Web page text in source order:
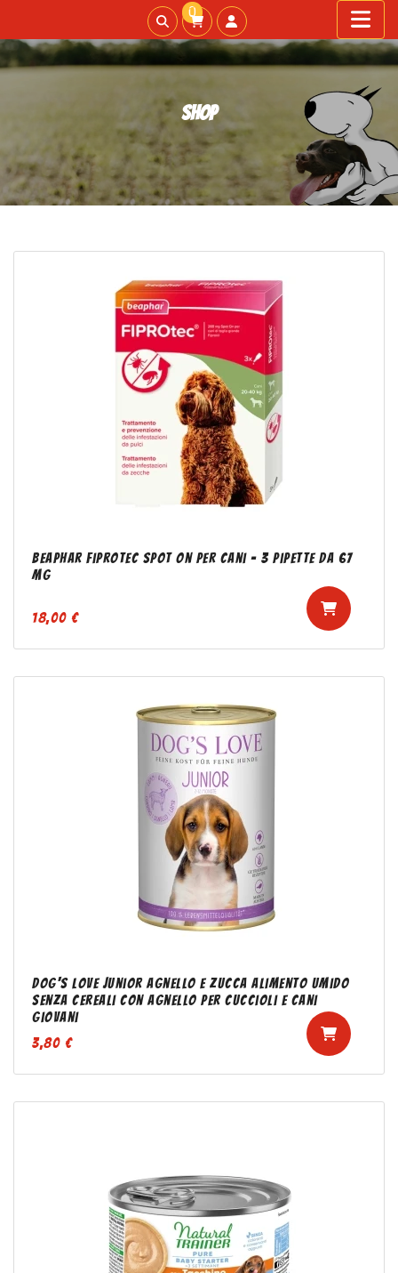
0
Shop
Beaphar Fiprotec Spot On per cani - 3 pipette da 67
mg
18,00 €
Dog's Love Junior Agnello e zucca Alimento umido
senza cereali con agnello per cuccioli e cani
giovani
3,80 €